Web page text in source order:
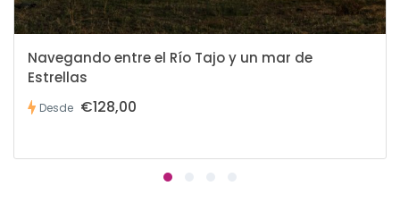
Navegando entre el Río Tajo y un mar de
Estrellas
Desde €128,00